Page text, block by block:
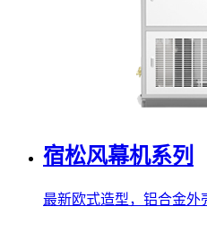
宿松风幕机系列
最新欧式造型，铝合金外